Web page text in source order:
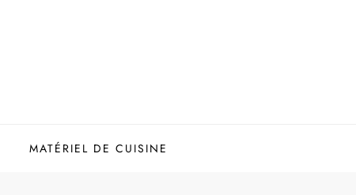
MATÉRIEL DE CUISINE